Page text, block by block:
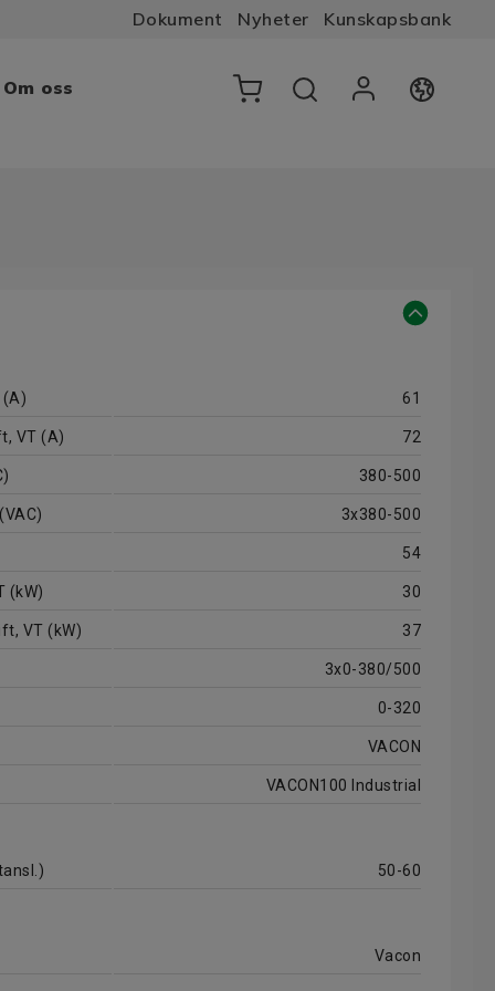
Dokument Nyheter Kunskapsbank
Om oss
61
VT (A) 72
380-500
3x380-500
54
(kW) 30
VT (kW) 37
3x0-380/500
0-320
VACON
VACON100 Industrial
50-60
Vacon